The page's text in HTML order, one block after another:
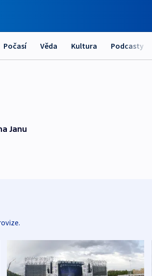
Počasí Věda Kultura Podcasty
Janu